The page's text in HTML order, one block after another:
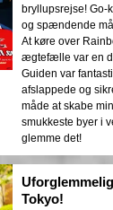
bryllupsrejse! Go-
og spændende
At køre over
ægtefælle var en
Guiden var
afslappede og
måde at skabe
smukkeste byer i
glemme det!
Tokyo!